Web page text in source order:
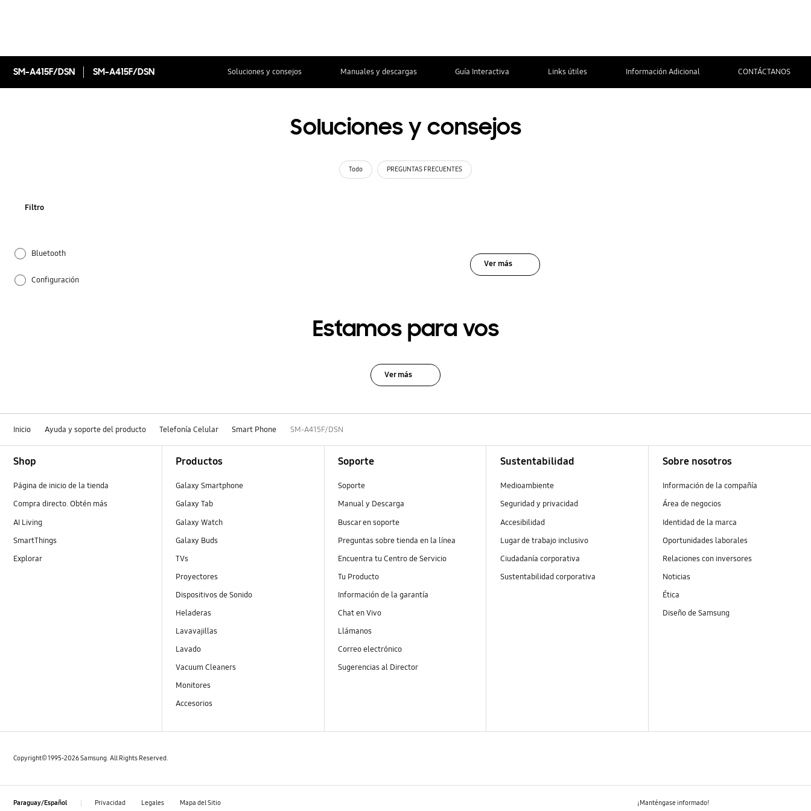
SM-A415F/DSN SM-A415F/DSN Soluciones y consejos Manuales y descargas Guía Interactiva Links útiles Información Adicional CONTÁCTANOS
Soluciones y consejos
Todo PREGUNTAS FRECUENTES
Filtro
Bluetooth
Configuración
Ver más
Estamos para vos
Ver más
Inicio Ayuda y soporte del producto Telefonía Celular Smart Phone SM-A415F/DSN
Shop
Página de inicio de la tienda
Compra directo. Obtén más
AI Living
SmartThings
Explorar
Productos
Galaxy Smartphone
Galaxy Tab
Galaxy Watch
Galaxy Buds
TVs
Proyectores
Dispositivos de Sonido
Heladeras
Lavavajillas
Lavado
Vacuum Cleaners
Monitores
Accesorios
Soporte
Soporte
Manual y Descarga
Buscar en soporte
Preguntas sobre tienda en la línea
Encuentra tu Centro de Servicio
Tu Producto
Información de la garantía
Chat en Vivo
Llámanos
Correo electrónico
Sugerencias al Director
Sustentabilidad
Medioambiente
Seguridad y privacidad
Accesibilidad
Lugar de trabajo inclusivo
Ciudadanía corporativa
Sustentabilidad corporativa
Sobre nosotros
Información de la compañía
Área de negocios
Identidad de la marca
Oportunidades laborales
Relaciones con inversores
Noticias
Ética
Diseño de Samsung
Copyright© 1995-2026 Samsung. All Rights Reserved.
Paraguay/Español Privacidad Legales Mapa del Sitio ¡Manténgase informado!